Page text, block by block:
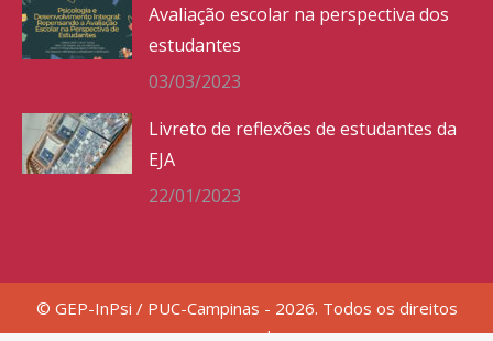
Avaliação escolar na perspectiva dos
estudantes
03/03/2023
Livreto de reflexões de estudantes da
EJA
22/01/2023
© GEP-InPsi / PUC-Campinas - 2026. Todos os direitos
reservados.